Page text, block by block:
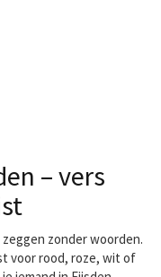
– vers
zonder woorden.
voor rood, roze, wit of